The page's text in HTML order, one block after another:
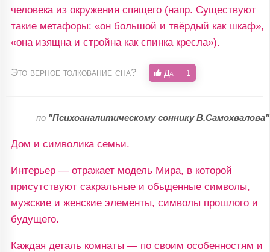
человека из окружения спящего (напр. Существуют
такие метафоры: «он большой и твёрдый как шкаф»,
«она изящна и стройна как спинка кресла»).
Это верное толкование сна? Да 1
по "Психоаналитическому соннику В.Самохвалова"
Дом и символика семьи.
Интерьер — отражает модель Мира, в которой
присутствуют сакральные и обыденные символы,
мужские и женские элементы, символы прошлого и
будущего.
Каждая деталь комнаты — по своим особенностям и